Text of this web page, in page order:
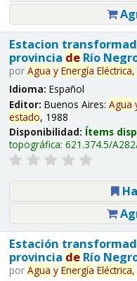
Estacion
provincia deRío
por Agua y Energía Eléctrica,
Idioma: Español
Editor: Buenos Aires: Agua
estado, 1988
Disponibilidad: Ítems
topográfica: 621.374.5/
Estación
provincia deRío
por Agua y Energía Eléctrica,